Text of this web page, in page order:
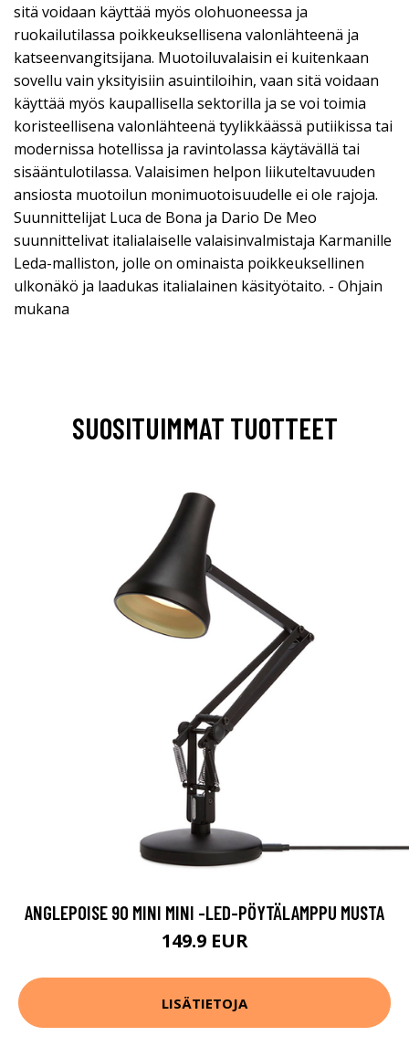
sitä voidaan käyttää myös olohuoneessa ja
ruokailutilassa poikkeuksellisena valonlähteenä ja
katseenvangitsijana. Muotoiluvalaisin ei kuitenkaan
sovellu vain yksityisiin asuintiloihin, vaan sitä voidaan
käyttää myös kaupallisella sektorilla ja se voi toimia
koristeellisena valonlähteenä tyylikkäässä putiikissa tai
modernissa hotellissa ja ravintolassa käytävällä tai
sisääntulotilassa. Valaisimen helpon liikuteltavuuden
ansiosta muotoilun monimuotoisuudelle ei ole rajoja.
Suunnittelijat Luca de Bona ja Dario De Meo
suunnittelivat italialaiselle valaisinvalmistaja Karmanille
Leda-malliston, jolle on ominaista poikkeuksellinen
ulkonäkö ja laadukas italialainen käsityötaito. - Ohjain
mukana
SUOSITUIMMAT TUOTTEET
ANGLEPOISE 90 MINI MINI -LED-PÖYTÄLAMPPU MUSTA
149.9 EUR
LISÄTIETOJA